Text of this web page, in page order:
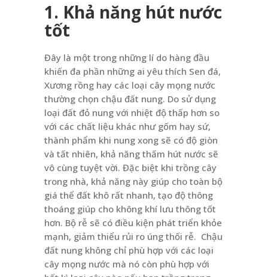
1. Khả năng hút nước
tốt
Đây là một trong những lí do hàng đầu
khiến đa phần những ai yêu thích Sen đá,
Xương rồng hay các loại cây mọng nước
thường chọn chậu đất nung. Do sử dụng
loại đất đỏ nung với nhiệt độ thấp hơn so
với các chất liệu khác như gốm hay sứ,
thành phẩm khi nung xong sẽ có độ giòn
và tất nhiên, khả năng thấm hút nước sẽ
vô cùng tuyệt vời. Đặc biệt khi trồng cây
trong nhà, khả năng này giúp cho toàn bộ
giá thể đất khô rất nhanh, tạo độ thông
thoáng giúp cho không khí lưu thông tốt
hơn. Bộ rễ sẽ có điều kiện phát triển khỏe
mạnh, giảm thiểu rủi ro úng thối rễ. Chậu
đất nung không chỉ phù hợp với các loại
cây mọng nước mà nó còn phù hợp với